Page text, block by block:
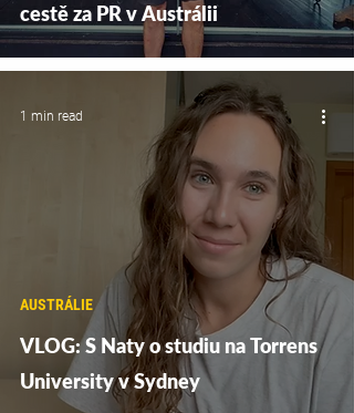
cestě za PR v Austrálii
VLOG: S Naty o studiu na Torrens
University v Sydney
AUSTRÁLIE
1 min read